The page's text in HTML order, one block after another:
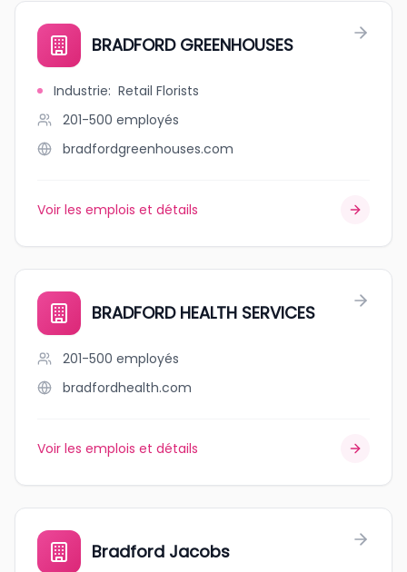
BRADFORD GREENHOUSES
Industrie: Retail Florists
201-500 employés
bradfordgreenhouses.com
Voir les emplois et détails
BRADFORD HEALTH SERVICES
201-500 employés
bradfordhealth.com
Voir les emplois et détails
Bradford Jacobs